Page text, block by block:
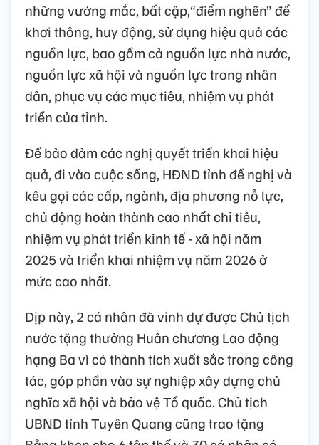
những vướng mắc, bất cập,“điểm nghẽn” để
khơi thông, huy động, sử dụng hiệu quả các
nguồn lực, bao gồm cả nguồn lực nhà nước,
nguồn lực xã hội và nguồn lực trong nhân
dân, phục vụ các mục tiêu, nhiệm vụ phát
triển của tỉnh.
Để bảo đảm các nghị quyết triển khai hiệu
quả, đi vào cuộc sống, HĐND tỉnh đề nghị và
kêu gọi các cấp, ngành, địa phương nỗ lực,
chủ động hoàn thành cao nhất chỉ tiêu,
nhiệm vụ phát triển kinh tế - xã hội năm
2025 và triển khai nhiệm vụ năm 2026 ở
mức cao nhất.
Dịp này, 2 cá nhân đã vinh dự được Chủ tịch
nước tặng thưởng Huân chương Lao động
hạng Ba vì có thành tích xuất sắc trong công
tác, góp phần vào sự nghiệp xây dựng chủ
nghĩa xã hội và bảo vệ Tổ quốc. Chủ tịch
UBND tỉnh Tuyên Quang cũng trao tặng